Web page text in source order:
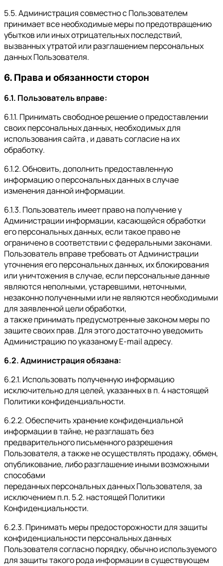
5.5. Администрация совместно с Пользователем
принимает все необходимые меры по предотвращению
убытков или иных отрицательных последствий,
вызванных утратой или разглашением персональных
данных Пользователя.
6. Права и обязанности сторон
6.1. Пользователь вправе:
6.1.1. Принимать свободное решение о предоставлении
своих персональных данных, необходимых для
использования сайта , и давать согласие на их
обработку.
6.1.2. Обновить, дополнить предоставленную
информацию о персональных данных в случае
изменения данной информации.
6.1.3. Пользователь имеет право на получение у
Администрации информации, касающейся обработки
его персональных данных, если такое право не
ограничено в соответствии с федеральными законами.
Пользователь вправе требовать от Администрации
уточнения его персональных данных, их блокирования
или уничтожения в случае, если персональные данные
являются неполными, устаревшими, неточными,
незаконно полученными или не являются необходимыми
для заявленной цели обработки,
а также принимать предусмотренные законом меры по
защите своих прав. Для этого достаточно уведомить
Администрацию по указаному E-mail адресу.
6.2. Администрация обязана:
6.2.1. Использовать полученную информацию
исключительно для целей, указанных в п. 4 настоящей
Политики конфиденциальности.
6.2.2. Обеспечить хранение конфиденциальной
информации в тайне, не разглашать без
предварительного письменного разрешения
Пользователя, а также не осуществлять продажу, обмен,
опубликование, либо разглашение иными возможными
способами
переданных персональных данных Пользователя, за
исключением п.п. 5.2. настоящей Политики
Конфиденциальности.
6.2.3. Принимать меры предосторожности для защиты
конфиденциальности персональных данных
Пользователя согласно порядку, обычно используемого
для защиты такого рода информации в существующем